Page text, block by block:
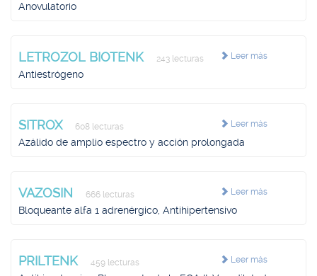
Anovulatorio
Leer más
LETROZOL BIOTENK 243 lecturas
Antiestrógeno
Leer más
SITROX 608 lecturas
Azálido de amplio espectro y acción prolongada
Leer más
VAZOSIN 666 lecturas
Bloqueante alfa 1 adrenérgico, Antihipertensivo
Leer más
PRILTENK 459 lecturas